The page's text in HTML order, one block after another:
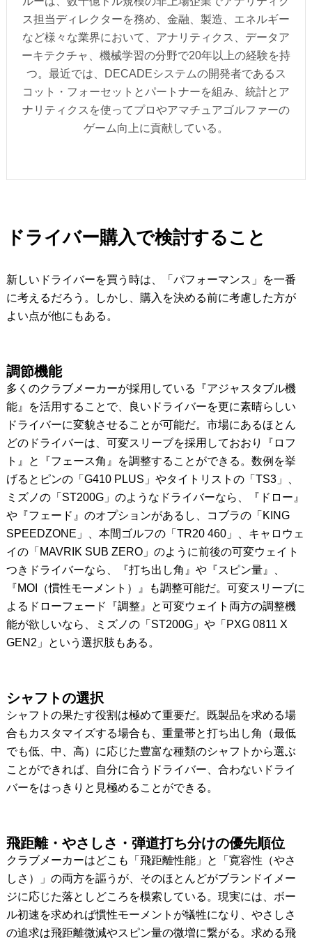
ス担当ディレクターを務め、金融、製造、エネルギー
など様々な業界において、アナリティクス、データア
ーキテクチャ、機械学習の分野で20年以上の経験を持
つ。最近では、DECADEシステムの開発者であるス
コット・フォーセットとパートナーを組み、統計とア
ナリティクスを使ってプロやアマチュアゴルファーの
ゲーム向上に貢献している。
ドライバー購入で検討すること
新しいドライバーを買う時は、「パフォーマンス」を一番
に考えるだろう。しかし、購入を決める前に考慮した方が
よい点が他にもある。
調節機能
多くのクラブメーカーが採用している『アジャスタブル機
能』を活用することで、良いドライバーを更に素晴らしい
ドライバーに変貌させることが可能だ。市場にあるほとん
どのドライバーは、可変スリーブを採用しておおり『ロフ
ト』と『フェース角』を調整することができる。数例を挙
げるとピンの「G410 PLUS」やタイトリストの「TS3」、
ミズノの「ST200G」のようなドライバーなら、『ドロー』
や『フェード』のオプションがあるし、コブラの「KING
SPEEDZONE」、本間ゴルフの「TR20 460」、キャロウェ
イの「MAVRIK SUB ZERO」のように前後の可変ウェイト
つきドライバーなら、『打ち出し角』や『スピン量』、
『MOI（慣性モーメント）』も調整可能だ。可変スリーブに
よるドローフェード『調整』と可変ウェイト両方の調整機
能が欲しいなら、ミズノの「ST200G」や「PXG 0811 X
GEN2」という選択肢もある。
シャフトの選択
シャフトの果たす役割は極めて重要だ。既製品を求める場
合もカスタマイズする場合も、重量帯と打ち出し角（最低
でも低、中、高）に応じた豊富な種類のシャフトから選ぶ
ことができれば、自分に合うドライバー、合わないドライ
バーをはっきりと見極めることができる。
飛距離・やさしさ・弾道打ち分けの優先順位
クラブメーカーはどこも「飛距離性能」と「寛容性（やさ
しさ）」の両方を謳うが、そのほとんどがブランドイメー
ジに応じた落としどころを模索している。現実には、ボー
ル初速を求めれば慣性モーメントが犠牲になり、やさしさ
の追求は飛距離微減やスピン量の微増に繋がる。求める飛